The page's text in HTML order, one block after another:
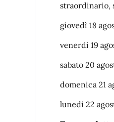
straordinario,
giovedì 18
venerdì 19
sabato 20
domenica 21
lunedì 22